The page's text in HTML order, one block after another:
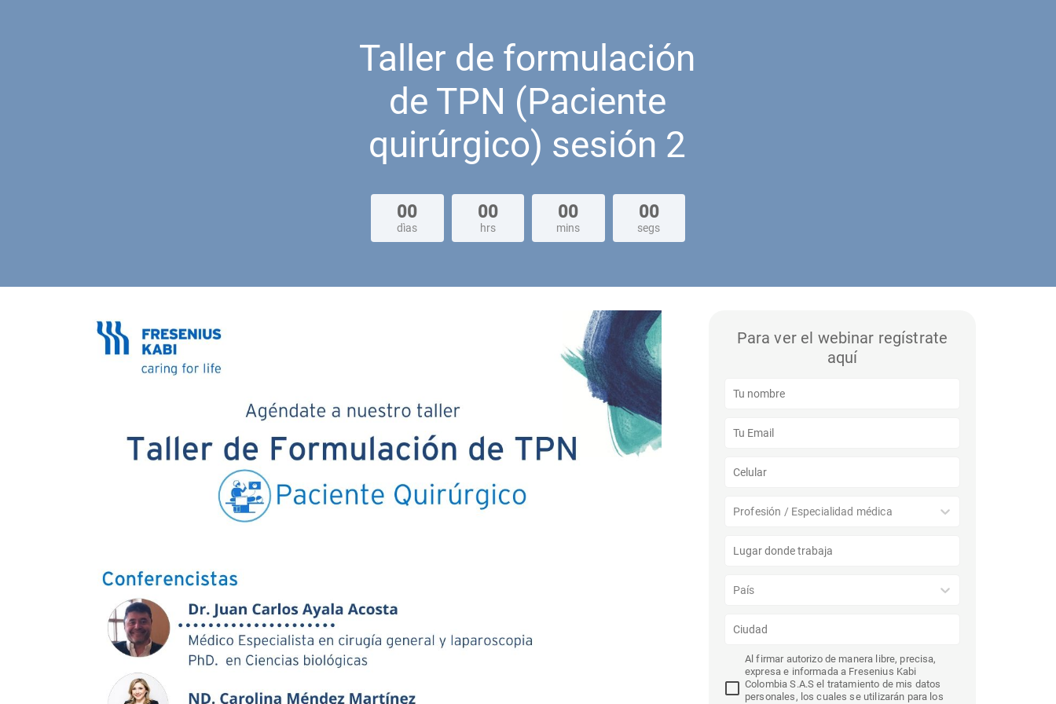
Taller de formulación
de TPN (Paciente
quirúrgico) sesión 2
00
dìas
00
hrs
00
mins
00
segs
Para ver el webinar regístrate
aquí
Profesión / Especialidad médica
País
Al firmar autorizo de manera libre, precisa,
expresa e informada a Fresenius Kabi
Colombia S.A.S el tratamiento de mis datos
personales, los cuales se utilizarán para los